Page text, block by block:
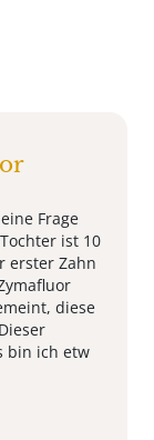
Frage
ist 10
erster Zahn
diese
bin ich etw